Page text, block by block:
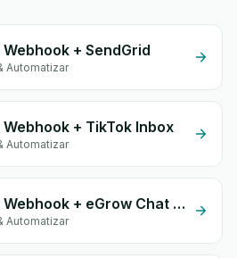
+ SendGrid
Automatizar
+ TikTok Inbox
Automatizar
Custom Webhook + eGrow Chat Widget
Automatizar